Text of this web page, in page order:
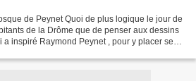
de Peynet Quoi de plus logique le jour de
de la Drôme que de penser aux dessins
inspiré Raymond Peynet , pour y placer ses